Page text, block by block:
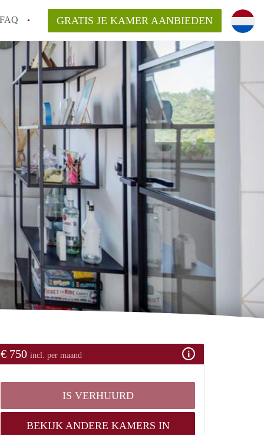
FAQ
bemiddelingsvergoeding?
de aangeboden Kamer / Kamers in
GRATIS JE KAMER AANBIEDEN
€ 750 incl. per maand
IS VERHUURD
BEKIJK ANDERE KAMERS IN